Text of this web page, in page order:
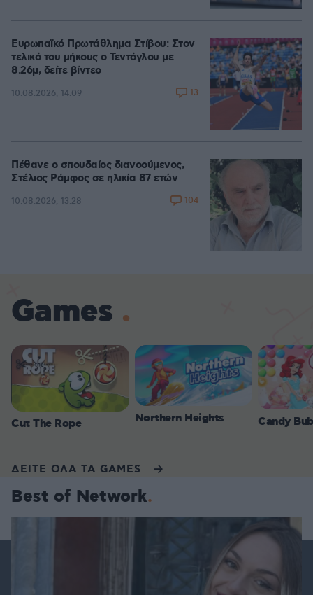
Ευρωπαϊκό Πρωτάθλημα Στίβου: Στον
τελικό του μήκους ο Τεντόγλου με
8.26μ, δείτε βίντεο
10.08.2026, 14:09 13
Πέθανε ο σπουδαίος διανοούμενος,
Στέλιος Ράμφος σε ηλικία 87 ετών
10.08.2026, 13:28 104
Games
Cut The Rope Northern Heights Candy
ΔΕΙΤΕ ΟΛΑ ΤΑ GAMES
Best of Network